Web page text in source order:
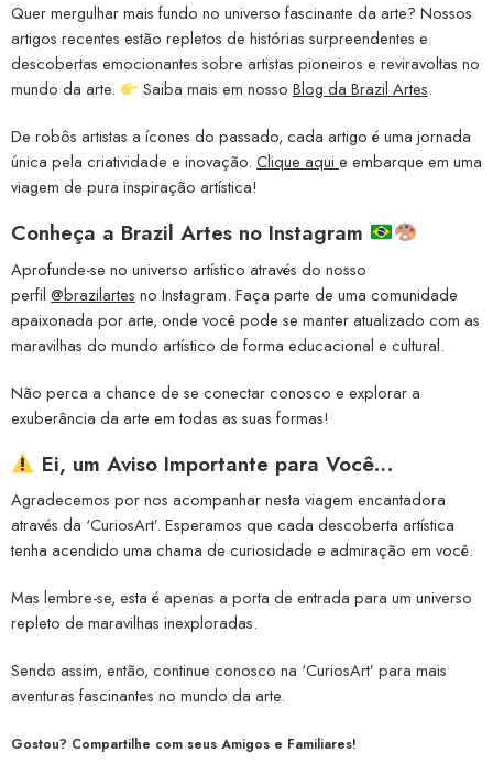
Quer mergulhar mais fundo no universo fascinante da arte? Nossos
artigos recentes estão repletos de histórias surpreendentes e
descobertas emocionantes sobre artistas pioneiros e reviravoltas no
mundo da arte.
Saiba mais em nosso Blog da Brazil Artes.
De robôs artistas a ícones do passado, cada artigo é uma jornada
única pela criatividade e inovação. Clique aqui e embarque em uma
viagem de pura inspiração artística!
Conheça a Brazil Artes no Instagram
Aprofunde-se no universo artístico através do nosso
perfil @brazilartes no Instagram. Faça parte de uma comunidade
apaixonada por arte, onde você pode se manter atualizado com as
maravilhas do mundo artístico de forma educacional e cultural.
Não perca a chance de se conectar conosco e explorar a
exuberância da arte em todas as suas formas!
Ei, um Aviso Importante para Você…
Agradecemos por nos acompanhar nesta viagem encantadora
através da ‘CuriosArt’. Esperamos que cada descoberta artística
tenha acendido uma chama de curiosidade e admiração em você.
Mas lembre-se, esta é apenas a porta de entrada para um universo
repleto de maravilhas inexploradas.
Sendo assim, então, continue conosco na ‘CuriosArt’ para mais
aventuras fascinantes no mundo da arte.
Gostou? Compartilhe com seus Amigos e Familiares!